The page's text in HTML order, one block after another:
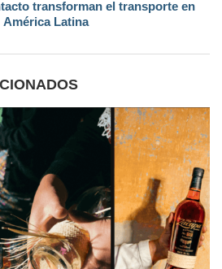
transforman el transporte en
América Latina